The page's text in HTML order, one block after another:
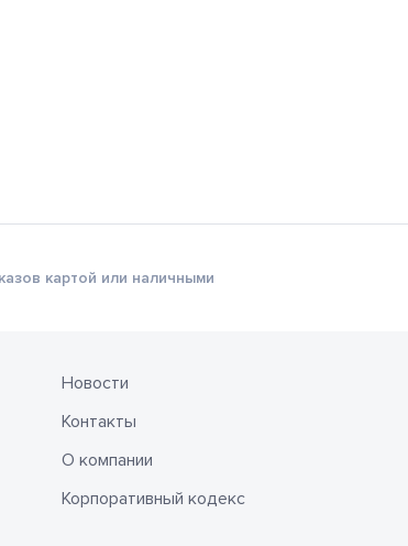
картой или наличными
Новости
Контакты
О компании
Корпоративный кодекс